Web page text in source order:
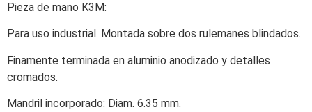
Pieza de mano K3M:
Para uso industrial. Montada sobre dos rulemanes blindados.
Finamente terminada en aluminio anodizado y detalles
cromados.
Mandril incorporado: Diam. 6.35 mm.